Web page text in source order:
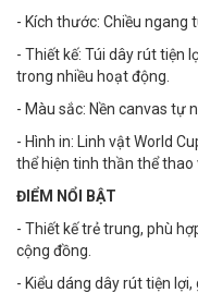
- Kích thước: Chiều ngang
- Thiết kế: Túi dây rút tiện
trong nhiều hoạt động.
- Màu sắc: Nền canvas tự
- Hình in: Linh vật World
thể hiện tinh thần thể thao
ĐIỂM NỔI BẬT
- Thiết kế trẻ trung, phù
cộng đồng.
- Kiểu dáng dây rút tiện